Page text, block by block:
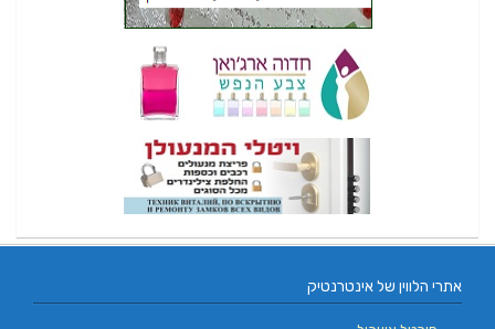
אתרי הלווין של אינטרנטיק